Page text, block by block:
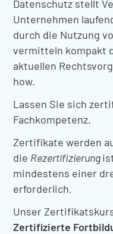
Datenschutz stellt
Unternehmen
durch die Nutzung
vermitteln kompakt
aktuellen
how.
Lassen Sie sich
Fachkompetenz.
Zertifikate werden
die Rezertifizierung
mindestens einer
erforderlich.
Unser
Zertifizierte